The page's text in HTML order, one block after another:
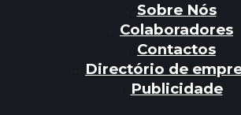
Sobre Nós
Colaboradores
Contactos
Directório de
Publicidade